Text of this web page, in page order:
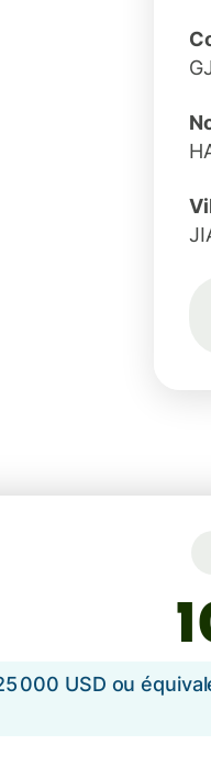
000 USD ou